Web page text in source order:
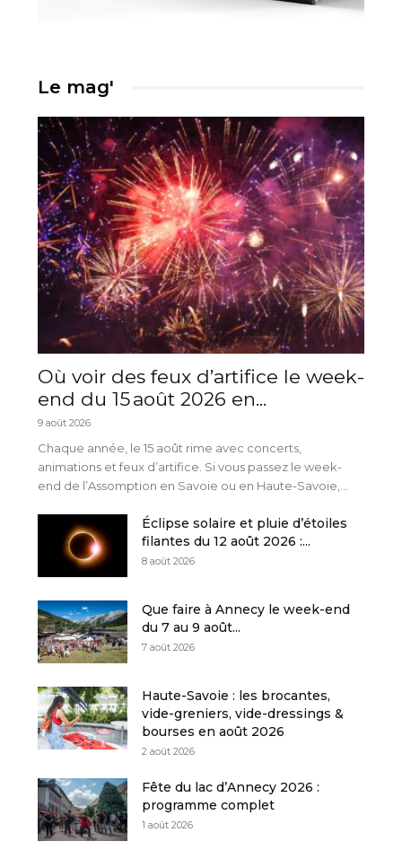
Le mag'
Où voir des feux d’artifice le week-
end du 15 août 2026 en...
9 août 2026
Chaque année, le 15 août rime avec concerts,
animations et feux d’artifice. Si vous passez le week-
end de l’Assomption en Savoie ou en Haute-Savoie,...
Éclipse solaire et pluie d’étoiles
filantes du 12 août 2026 :...
8 août 2026
Que faire à Annecy le week-end
du 7 au 9 août...
7 août 2026
Haute-Savoie : les brocantes,
vide-greniers, vide-dressings &
bourses en août 2026
2 août 2026
Fête du lac d’Annecy 2026 :
programme complet
1 août 2026